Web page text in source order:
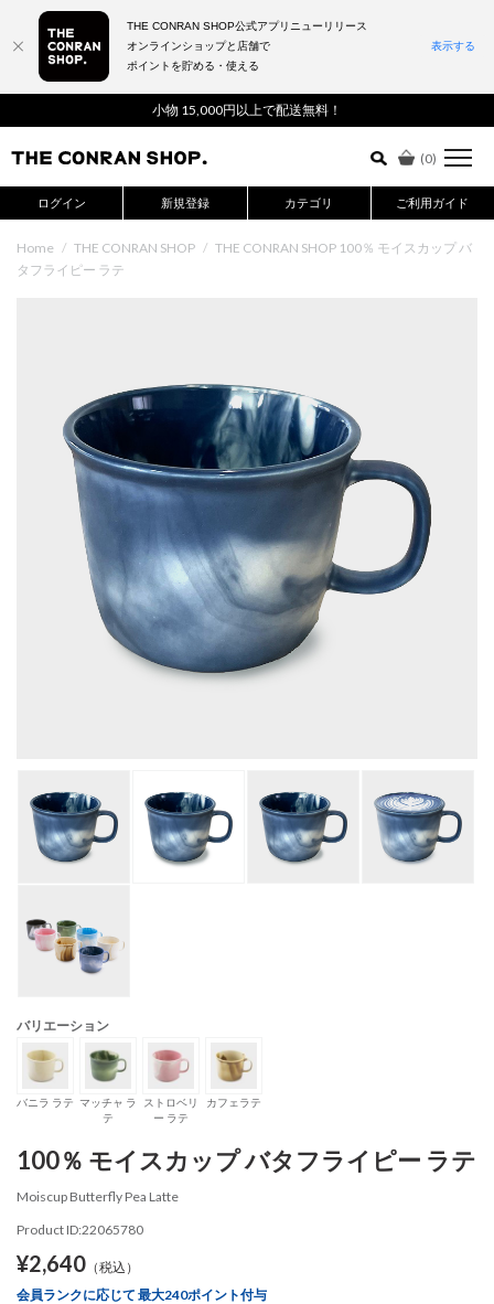
小物 15,000円以上で配送無料！
(0)
ログイン 新規登録 カテゴリ ご利用ガイド
詳細検索はこちら
Home / THE CONRAN SHOP / THE CONRAN SHOP 100％ モイスカップ バ
タフライピー ラテ
バリエーション
バニラ ラテ マッチャ ラ
テ
ストロベリ
ー ラテ
カフェラテ
100％ モイスカップ バタフライピー ラテ
Moiscup Butterfly Pea Latte
Product ID:22065780
¥2,640 （税込）
会員ランクに応じて 最大240ポイント付与
THE CONRAN SHOP公式アプリニューリリース
オンラインショップと店舗で
ポイントを貯める・使える
表示する